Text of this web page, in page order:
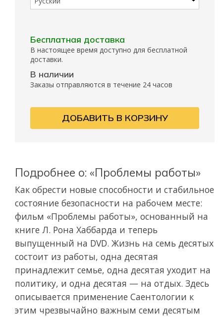
Бесплатная доставка
В настоящее время доступно для бесплатной
доставки.
В наличии
Заказы отправляются в течение 24 часов
ДОБАВИТЬ В КОРЗИНУ
Подробнее о: «Проблемы работы»
Как обрести новые способности и стабильное
состояние безопасности на рабочем месте:
фильм «Проблемы работы», основанный на
книге Л. Рона Хаббарда и теперь
выпущенный на DVD. Жизнь на семь десятых
состоит из работы, одна десятая
принадлежит семье, одна десятая уходит на
политику, и одна десятая — на отдых. Здесь
описывается применение Саентологии к
этим чрезвычайно важным семи десятым